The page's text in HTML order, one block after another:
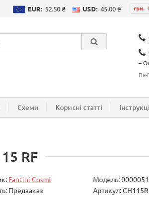
грн.
EUR: 52.50 ₴ USD: 45.00 ₴
–
Пн-
Схеми Корисні статті
RF
Fantini Cosmi Модель:
Предзаказ
Артикул: